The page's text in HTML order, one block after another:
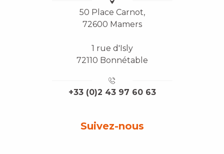
50 Place Carnot,
72600 Mamers
1 rue d'Isly
72110 Bonnétable
+33 (0)2 43 97 60 63
Suivez-nous